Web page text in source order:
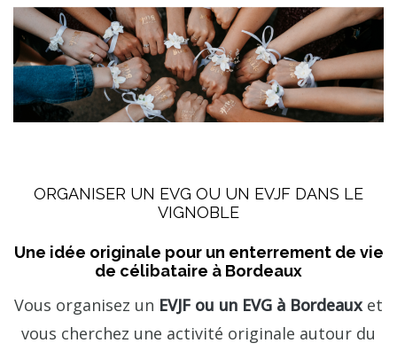
ORGANISER UN EVG OU UN EVJF DANS LE
VIGNOBLE
Une idée originale pour un enterrement de vie
de célibataire à Bordeaux
Vous organisez un EVJF ou un EVG à Bordeauxet
vous cherchez une activité originale autour du